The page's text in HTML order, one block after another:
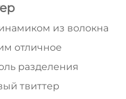
из волокна
отличное
разделения
твиттер